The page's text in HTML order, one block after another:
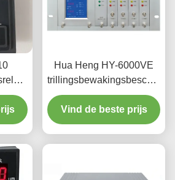
Hua Heng HY-6000VE
tweekanaals industrieel
Vind de beste prijs